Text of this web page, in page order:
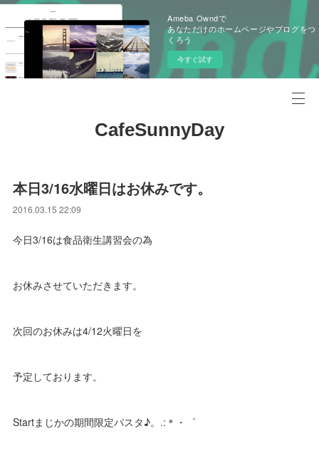
Ameba Owndで
あなただけのホームページやブログをつ
くろう
今すぐ試す
CafeSunnyDay
本日3/16水曜日はお休みです。
2016.03.15 22:09
今日3/16は食品衛生講習会の為
お休みさせていただきます。
次回のお休みは4/12火曜日を
予定しております。
Startまじかの期間限定パスタ♪。.:＊・゜